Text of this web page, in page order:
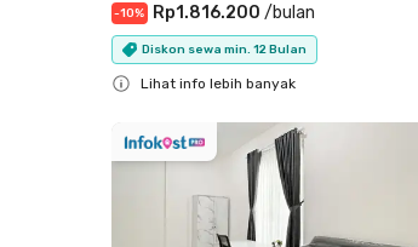
-10% Rp1.816.200 /bulan
Diskon sewa min. 12 Bulan
Lihat info lebih banyak